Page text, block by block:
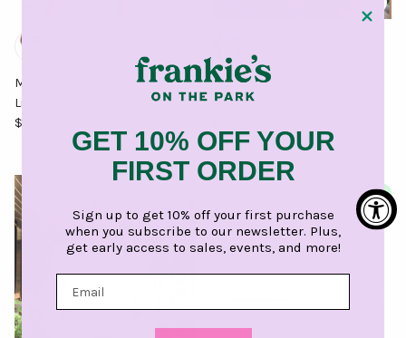
Motel Rocks Women Mini A-
Line Skirt Blue Bleach
Precio de venta
$ 33.00 USD
Love Shack Fancy Girls Calina
Pullover Peach Dream
GET 10% OFF YOUR
FIRST ORDER
Sign up to get 10% off your first purchase
when you subscribe to our newsletter. Plus,
get early access to sales, events, and more!